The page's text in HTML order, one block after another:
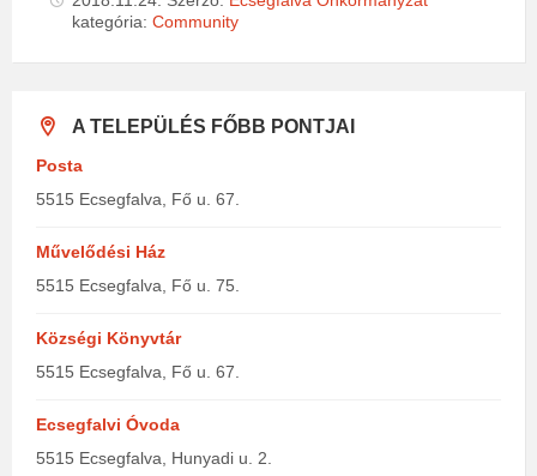
kategória: Community
A TELEPÜLÉS FŐBB PONTJAI
Posta
5515 Ecsegfalva, Fő u. 67.
Művelődési Ház
5515 Ecsegfalva, Fő u. 75.
Községi Könyvtár
5515 Ecsegfalva, Fő u. 67.
Ecsegfalvi Óvoda
5515 Ecsegfalva, Hunyadi u. 2.